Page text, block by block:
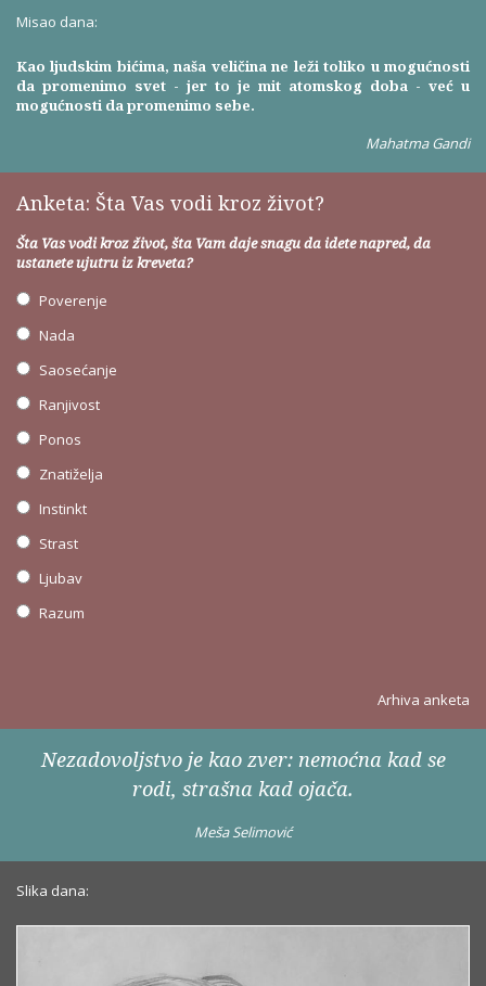
Misao dana:
Kao ljudskim bićima, naša veličina ne leži toliko u mogućnosti
da promenimo svet - jer to je mit atomskog doba - već u
mogućnosti da promenimo sebe.
Mahatma Gandi
Anketa: Šta Vas vodi kroz život?
Šta Vas vodi kroz život, šta Vam daje snagu da idete napred, da
ustanete ujutru iz kreveta?
Poverenje
Nada
Saosećanje
Ranjivost
Ponos
Znatiželja
Instinkt
Strast
Ljubav
Razum
Arhiva anketa
Nezadovoljstvo je kao zver: nemoćna kad se
rodi, strašna kad ojača.
Meša Selimović
Slika dana: